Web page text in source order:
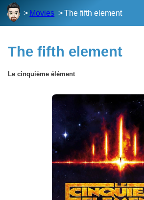
Movies The fifth element
The fifth element
Le cinquième élément